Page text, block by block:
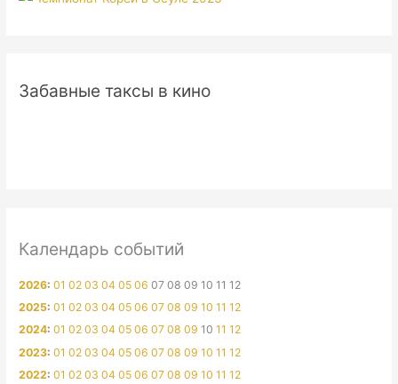
Забавные таксы в кино
Календарь событий
2026:01 02 03 04 05 06 07 08 09 10 11 12
2025:01 02 03 04 05 06 07 08 09 10 11 12
2024:01 02 03 04 05 06 07 08 09 10 11 12
2023:01 02 03 04 05 06 07 08 09 10 11 12
2022:01 02 03 04 05 06 07 08 09 10 11 12